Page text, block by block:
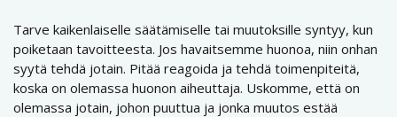
Tarve kaikenlaiselle säätämiselle tai muutoksille syntyy, kun
poiketaan tavoitteesta. Jos havaitsemme huonoa, niin onhan
syytä tehdä jotain. Pitää reagoida ja tehdä toimenpiteitä,
koska on olemassa huonon aiheuttaja. Uskomme, että on
olemassa jotain, johon puuttua ja jonka muutos estää